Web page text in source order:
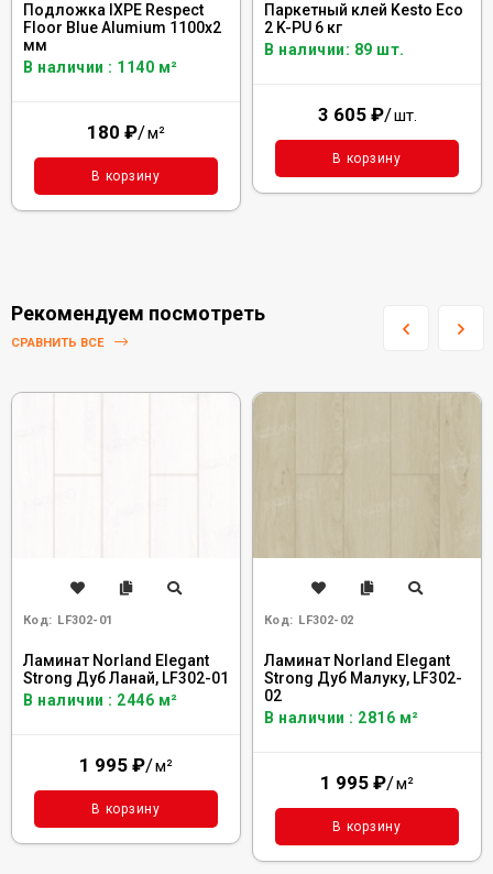
Подложка IXPE Respect
Floor Blue Alumium 1100х2
мм
В наличии : 1140 м²
180 ₽/м²
В корзину
Паркетный клей Kesto Eco
2 K-PU 6 кг
В наличии: 89 шт.
3 605 ₽/шт.
В корзину
Рекомендуем посмотреть
СРАВНИТЬ ВСЕ
Код: LF302-01
Ламинат Norland Elegant
Strong Дуб Ланай, LF302-01
В наличии : 2446 м²
1 995 ₽/м²
В корзину
Код: LF302-02
Ламинат Norland Elegant
Strong Дуб Малуку, LF302-
02
В наличии : 2816 м²
1 995 ₽/м²
В корзину